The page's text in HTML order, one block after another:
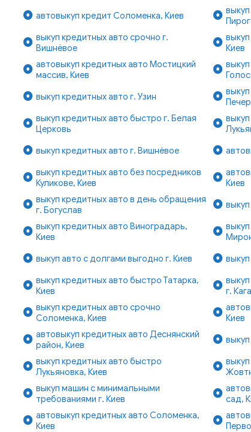
автовыкуп кредит Соломенка, Киев
выкуп кредитных авто срочно г.
Вишнёвое
Киев
автовыкуп кредитных авто Мостицкий
массив, Киев
выкуп кредитных авто г. Узин
выкуп кредитных авто быстро г. Белая
Церковь
выкуп кредитных авто г. Вишнёвое
выкуп кредитных авто без посредников
Куликове, Киев
Киев
выкуп кредитных авто в день обращения
г. Богуслав
выкуп кредитных авто Виноградарь,
Киев
выкуп авто с долгами выгодно г. Киев
выкуп кредитных авто быстро Татарка,
Киев
г.
выкуп кредитных авто срочно
Соломенка, Киев
Киев
автовыкуп кредитных авто Деснянский
район, Киев
выкуп кредитных авто быстро
Лукьяновка, Киев
выкуп машин с минимальными
требованиями г. Киев
сад,
автовыкуп кредитных авто Соломенка,
Киев